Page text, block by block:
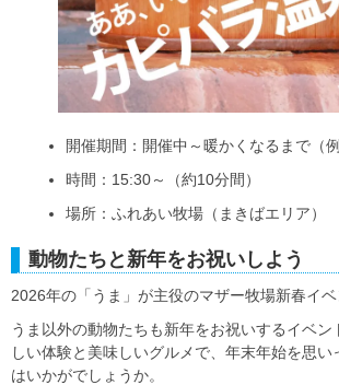
開催期間：開催中～暖かくなるまで（
時間：15:30～（約10分間）
場所：ふれあい牧場（まきばエリア）
動物たちと新年をお祝いしよう
2026年の「うま」が主役のマザー牧場新春イベ
うま以外の動物たちも新年をお祝いするイベン
しい体験と美味しいグルメで、年末年始を思い
はいかがでしょうか。